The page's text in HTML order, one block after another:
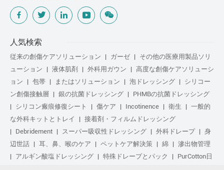
人気検索
従来の創傷ケアソリューション ガーゼ
その他の医療用製品ソリ
ューション
液体肌剤 外科用ガウン
高度な創傷ケアソリューシ
ョン
包帯 またはソリューション 泡ドレッシング
シリコー
ン創傷接触層
銀の抗菌ドレッシング
PHMBの抗菌ドレッシング
シリコン瘢痕修復シート
傷ケア Incotinence 衛生
一般的
な外科キットとトレイ
接着剤・フィルムドレッシング
Debridement
スーパー吸収性ドレッシング 外科ドレープ
身
辺世話
耳、鼻、喉のケア ペットケア解決策 綿
滲出物管理
アルギン酸塩ドレッシング
特殊ドレープとパック
PurCotton日